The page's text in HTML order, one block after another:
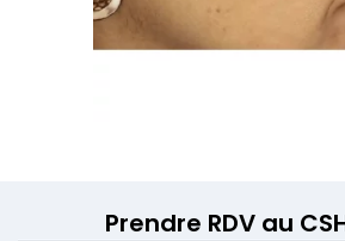
Prendre RDV au